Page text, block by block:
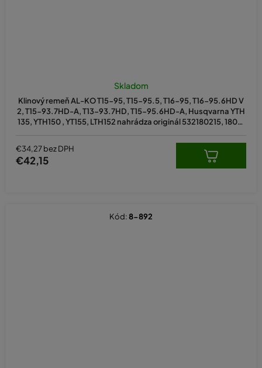
Klinový remeň AL-KO T15-95, T15-95.5, T16-95, T16-95.6HD V
2, T15-93.7HD-A, T13-93.7HD, T15-95.6HD-A, Husqvarna YTH
135, YTH150 , YT155, LTH152 nahrádza originál 532180215, 18021
Skladom
€34,27 bez DPH
€42,15
Kód:8-892